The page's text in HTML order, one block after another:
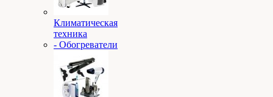
Климатическая
техника
- Обогреватели